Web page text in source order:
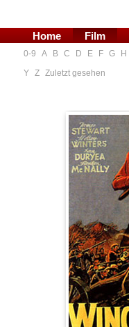
Home Film
0-9 A B C D E F G H
Y Z Zuletzt gesehen